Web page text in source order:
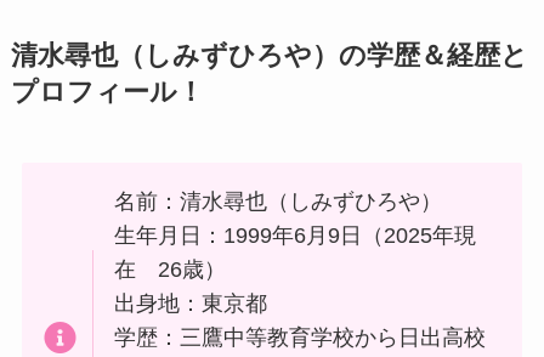
清水尋也（しみずひろや）の学歴＆経歴と
プロフィール！
名前：清水尋也（しみずひろや）
生年月日：1999年6月9日（2025年現
在 26歳）
出身地：東京都
学歴：三鷹中等教育学校から日出高校